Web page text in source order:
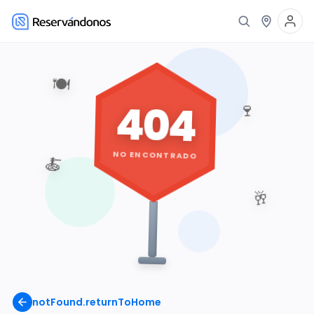
notFound.returnToHome
🍽️
🍷
🥂
🍝
404
NO ENCONTRADO